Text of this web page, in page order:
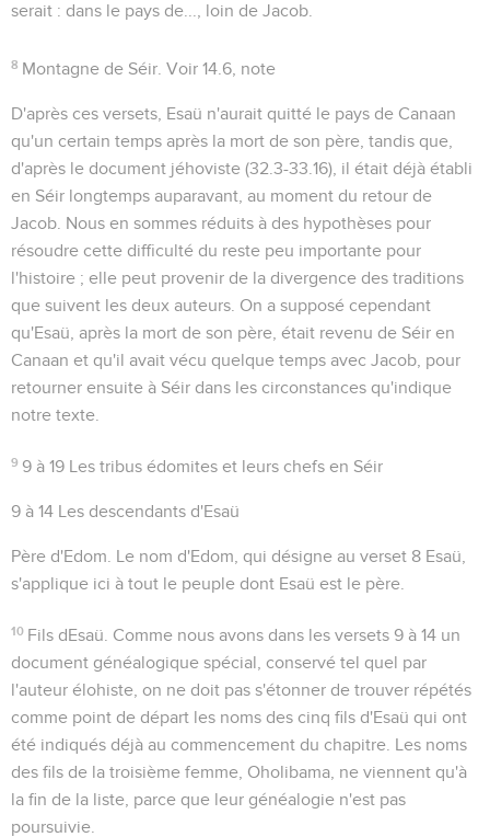
serait : dans le pays de..., loin de Jacob
8 Montagne de Séir . Voir14.6 , note
D'après ces versets, Esaü n'aurait quitté le pays de Canaan
qu'un certain temps après la mort de son père, tandis que,
d'après le document jéhoviste (32.3-33.16), il était déjà établi
en Séir longtemps auparavant, au moment du retour de
Jacob. Nous en sommes réduits à des hypothèses pour
résoudre cette difficulté du reste peu importante pour
l'histoire ; elle peut provenir de la divergence des traditions
que suivent les deux auteurs. On a supposé cependant
qu'Esaü, après la mort de son père, était revenu de Séir en
Canaan et qu'il avait vécu quelque temps avec Jacob, pour
retourner ensuite à Séir dans les circonstances qu'indique
notre texte.
9 9 à 19 Les tribus édomites et leurs chefs en Séir
9 à 14 Les descendants d'Esaü
Père d'Edom . Le nom d'Edom, qui désigne au verset 8 Esaü,
s'applique ici à tout le peuple dont Esaü est le père.
10 Fils dEsaü . Comme nous avons dans les versets 9 à 14 un
document généalogique spécial, conservé tel quel par
l'auteur élohiste, on ne doit pas s'étonner de trouver répétés
comme point de départ les noms des cinq fils d'Esaü qui ont
été indiqués déjà au commencement du chapitre. Les noms
des fils de la troisième femme, Oholibama, ne viennent qu'à
la fin de la liste, parce que leur généalogie n'est pas
poursuivie.